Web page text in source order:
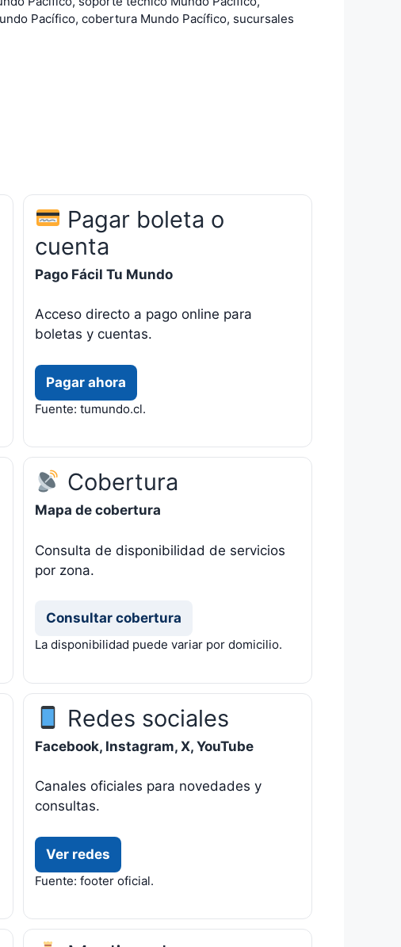
Pacífico, cobertura Mundo Pacífico, sucursales
Pagar boleta o
cuenta
Pago Fácil Tu Mundo
Acceso directo a pago online para
boletas y cuentas.
Pagar ahora
Fuente: tumundo.cl.
Cobertura
Mapa de cobertura
Consulta de disponibilidad de servicios
por zona.
Consultar cobertura
La disponibilidad puede variar por domicilio.
Redes sociales
Facebook, Instagram, X, YouTube
Canales oficiales para novedades y
consultas.
Ver redes
Fuente: footer oficial.